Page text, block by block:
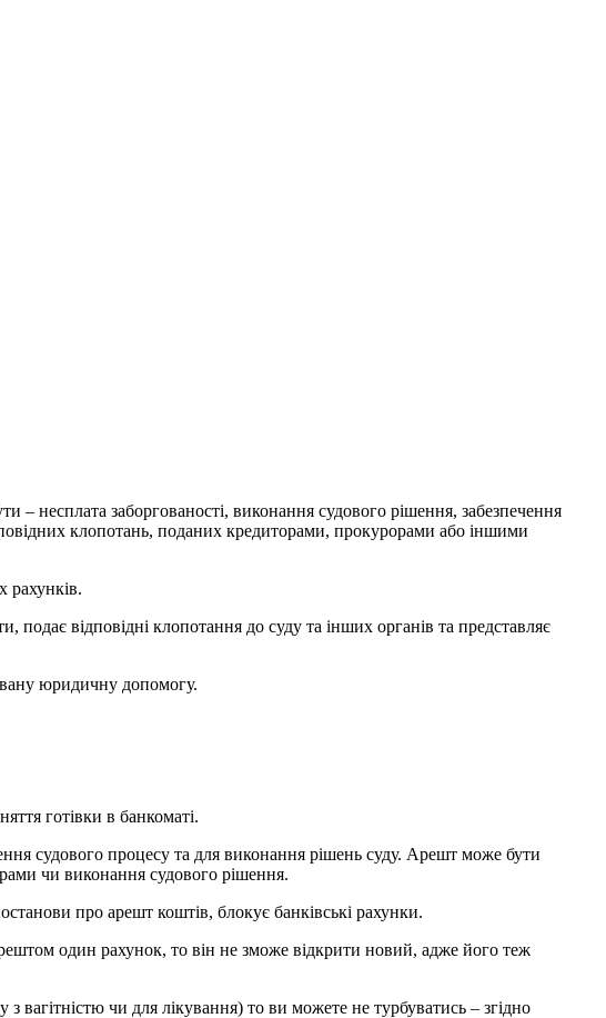
несплата заборгованості, виконання судового рішення, забезпечення
клопотань, поданих кредиторами, прокурорами або іншими
рахунків.
подає відповідні клопотання до суду та інших органів та представляє
юридичну допомогу.
готівки в банкоматі.
судового процесу та для виконання рішень суду. Арешт може бути
чи виконання судового рішення.
про арешт коштів, блокує банківські рахунки.
один рахунок, то він не зможе відкрити новий, адже його теж
вагітністю чи для лікування) то ви можете не турбуватись – згідно